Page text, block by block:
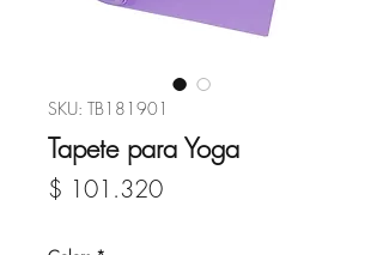
SKU: TB181901
Tapete para Yoga
$ 101.320Precio